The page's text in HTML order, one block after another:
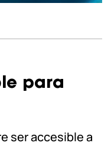
para
ser accesible a